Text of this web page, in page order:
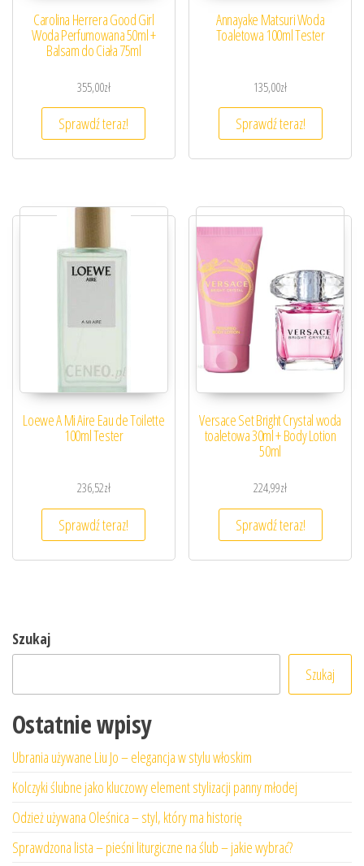
Carolina Herrera Good Girl
Woda Perfumowana 50ml +
Balsam do Ciała 75ml
355,00zł
Sprawdź teraz!
Annayake Matsuri Woda
Toaletowa 100ml Tester
135,00zł
Sprawdź teraz!
Loewe A Mi Aire Eau de Toilette
100ml Tester
236,52zł
Sprawdź teraz!
Versace Set Bright Crystal woda
toaletowa 30ml + Body Lotion
50ml
224,99zł
Sprawdź teraz!
Szukaj
Szukaj
Ostatnie wpisy
Ubrania używane Liu Jo – elegancja w stylu włoskim
Kolczyki ślubne jako kluczowy element stylizacji panny młodej
Odzież używana Oleśnica – styl, który ma historię
Sprawdzona lista – pieśni liturgiczne na ślub – jakie wybrać?